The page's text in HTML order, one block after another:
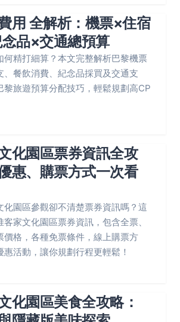
用 全解析：機票×住宿
品×交通總預算
何精打細算？本文完整解析巴黎機票
、餐飲消費、紀念品採買及交通支
黎旅遊預算分配技巧，輕鬆規劃高CP
化園區票券資訊全攻
惠、購票方式一次看
化園區參觀卻不清楚票券資訊嗎？這
家文化園區票券資訊，包含全票、
價格，各種免票條件，線上購票方
活動，讓你規劃行程更輕鬆！
化園區美食全攻略：